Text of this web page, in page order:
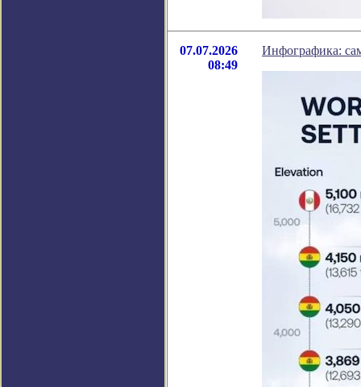
07.07.2026
08:49
Инфографика: